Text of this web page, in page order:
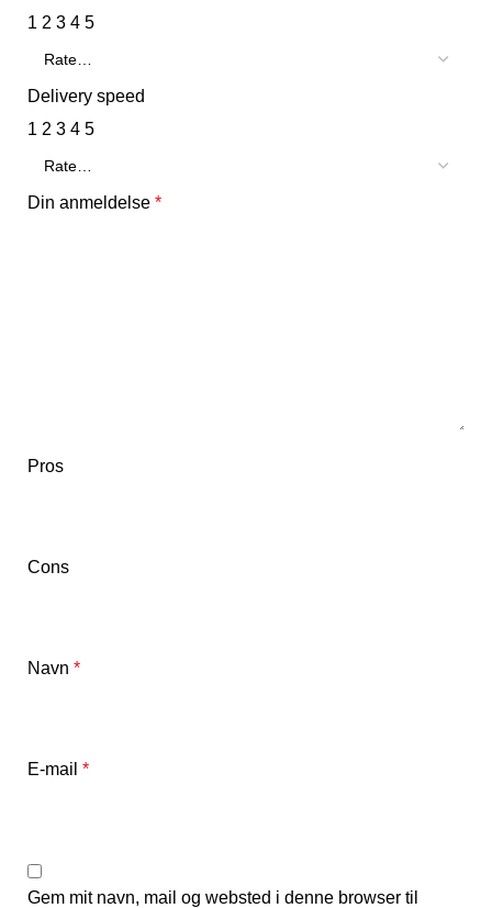
1 2 3 4 5
Delivery speed
1 2 3 4 5
Din anmeldelse *
Pros
Cons
Navn *
E-mail *
Gem mit navn, mail og websted i denne browser til